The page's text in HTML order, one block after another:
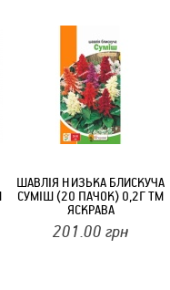
ШАВЛІЯ НИЗЬКА БЛИСКУЧА
СУМІШ (20 ПАЧОК) 0,2Г ТМ
ЯСКРАВА
201.00 грн